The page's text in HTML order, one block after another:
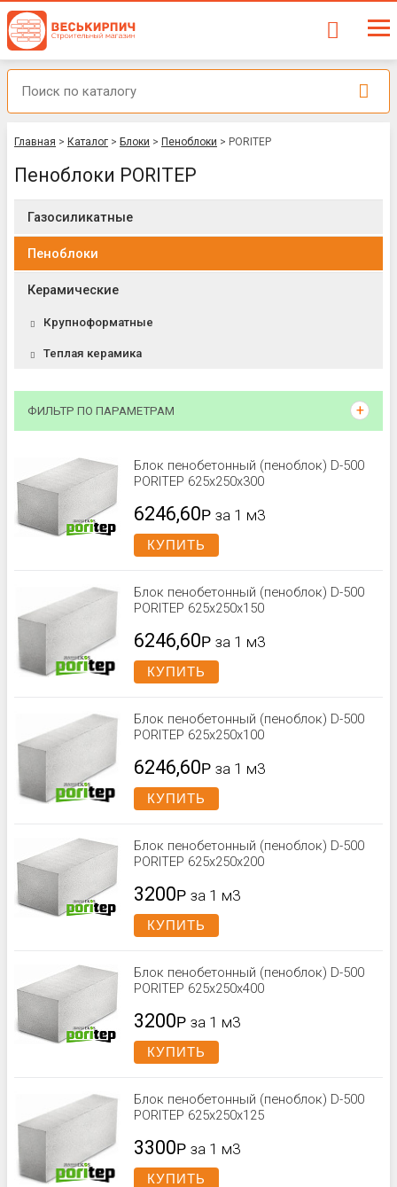
Главная > Каталог > Блоки > Пеноблоки > PORITEP
Пеноблоки PORITEP
Газосиликатные
Пеноблоки
Керамические
Крупноформатные
Теплая керамика
ФИЛЬТР ПО ПАРАМЕТРАМ
Блок пенобетонный (пеноблок) D-500
PORITEP 625x250x300
6246,60Р за 1 м3
КУПИТЬ
Блок пенобетонный (пеноблок) D-500
PORITEP 625х250х150
6246,60Р за 1 м3
КУПИТЬ
Блок пенобетонный (пеноблок) D-500
PORITEP 625х250х100
6246,60Р за 1 м3
КУПИТЬ
Блок пенобетонный (пеноблок) D-500
PORITEP 625х250х200
3200Р за 1 м3
КУПИТЬ
Блок пенобетонный (пеноблок) D-500
PORITEP 625x250x400
3200Р за 1 м3
КУПИТЬ
Блок пенобетонный (пеноблок) D-500
PORITEP 625х250х125
3300Р за 1 м3
КУПИТЬ